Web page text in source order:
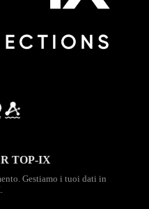
TOP-IX
Gestiamo i tuoi dati in